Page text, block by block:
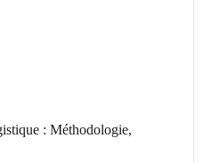
: Méthodologie,